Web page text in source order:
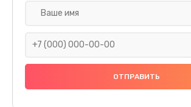
Ремонт платы
Прошивка